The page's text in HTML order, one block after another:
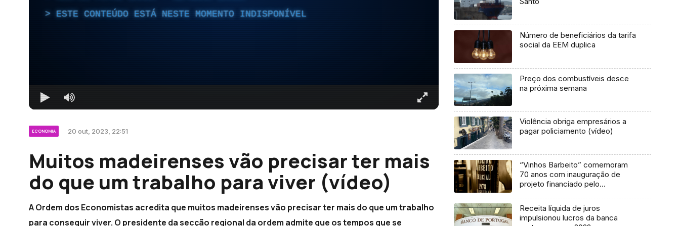
ESTE CONTEÚDO ESTÁ NESTE MOMENTO INDISPONÍVEL
ECONOMIA 20 out, 2023, 22:51
Muitos madeirenses vão precisar ter mais
do que um trabalho para viver (vídeo)
A Ordem dos Economistas acredita que muitos madeirenses vão precisar ter mais do que um trabalho
para conseguir viver. O presidente da secção regional da ordem admite que os tempos que se
Número de beneficiários da tarifa
social da EEM duplica
Preço dos combustíveis desce
na próxima semana
Violência obriga empresários a
pagar policiamento (vídeo)
“Vinhos Barbeito” comemoram
70 anos com inauguração de
projeto financiado pelo
Receita líquida de juros
impulsionou lucros da banca